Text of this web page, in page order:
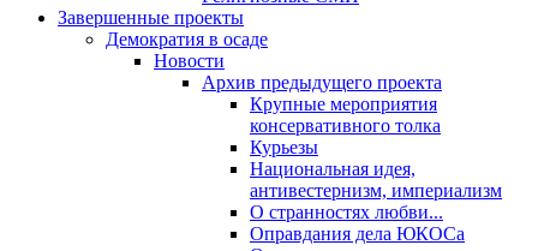
Завершенные проекты
Демократия в осаде
Новости
Архив предыдущего проекта
Крупные мероприятия
консервативного толка
Курьезы
Национальная идея,
антивестернизм, империализм
О странностях любви...
Оправдания дела ЮКОСа